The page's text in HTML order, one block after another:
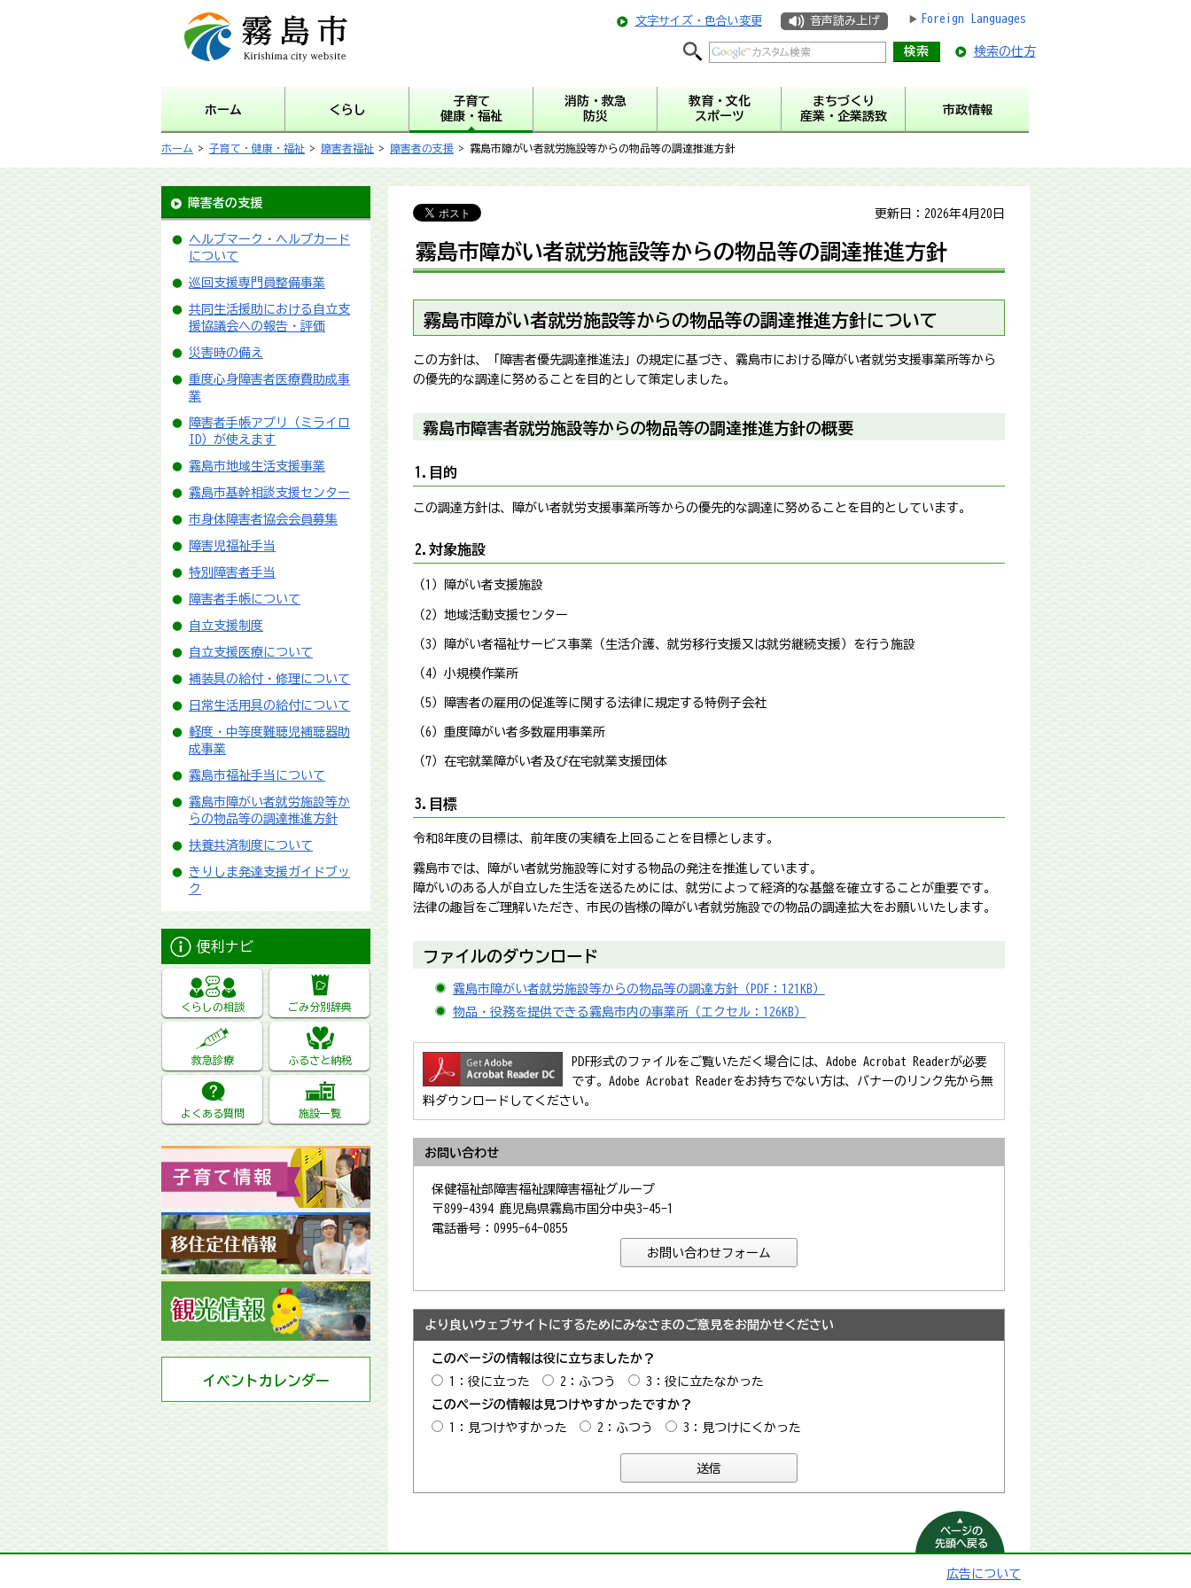
霧島市 Kirishima city
website
文字サイズ・色合い変更 音声読み上げ Foreign Languages
検索の仕方
ホーム くらし
子育て
健康・福祉
消防・救急
防災
教育・文化
スポーツ
まちづくり
産業・企業誘致
市政情報
ホーム > 子育て・健康・福祉 > 障害者福祉 > 障害者の支援 > 霧島市障がい者就労施設等からの物品等の調達推進方針
障害者の支援
ヘルプマーク・ヘルプカード
について
巡回支援専門員整備事業
共同生活援助における自立支
援協議会への報告・評価
災害時の備え
重度心身障害者医療費助成事
業
障害者手帳アプリ（ミライロ
ID）が使えます
霧島市地域生活支援事業
霧島市基幹相談支援センター
市身体障害者協会会員募集
障害児福祉手当
特別障害者手当
障害者手帳について
自立支援制度
自立支援医療について
補装具の給付・修理について
日常生活用具の給付について
軽度・中等度難聴児補聴器助
成事業
霧島市福祉手当について
霧島市障がい者就労施設等か
らの物品等の調達推進方針
扶養共済制度について
きりしま発達支援ガイドブッ
ク
便利ナビ
くらしの相談 ごみ分別辞典
救急診療 ふるさと納税
よくある質問 施設一覧
イベントカレンダー
更新日：2026年4月20日
霧島市障がい者就労施設等からの物品等の調達推進方針
霧島市障がい者就労施設等からの物品等の調達推進方針について
この方針は、「障害者優先調達推進法」の規定に基づき、霧島市における障がい者就労支援事業所等から
の優先的な調達に努めることを目的として策定しました。
霧島市障害者就労施設等からの物品等の調達推進方針の概要
1.目的
この調達方針は、障がい者就労支援事業所等からの優先的な調達に努めることを目的としています。
2.対象施設
（1）障がい者支援施設
（2）地域活動支援センター
（3）障がい者福祉サービス事業（生活介護、就労移行支援又は就労継続支援）を行う施設
（4）小規模作業所
（5）障害者の雇用の促進等に関する法律に規定する特例子会社
（6）重度障がい者多数雇用事業所
（7）在宅就業障がい者及び在宅就業支援団体
3.目標
令和8年度の目標は、前年度の実績を上回ることを目標とします。
霧島市では、障がい者就労施設等に対する物品の発注を推進しています。
障がいのある人が自立した生活を送るためには、就労によって経済的な基盤を確立することが重要です。
法律の趣旨をご理解いただき、市民の皆様の障がい者就労施設での物品の調達拡大をお願いいたします。
ファイルのダウンロード
霧島市障がい者就労施設等からの物品等の調達方針（PDF：121KB）
物品・役務を提供できる霧島市内の事業所（エクセル：126KB）
PDF形式のファイルをご覧いただく場合には、Adobe Acrobat Readerが必要
です。Adobe Acrobat Readerをお持ちでない方は、バナーのリンク先から無
料ダウンロードしてください。
お問い合わせ
保健福祉部障害福祉課障害福祉グループ
〒899-4394 鹿児島県霧島市国分中央3-45-1
電話番号：0995-64-0855
より良いウェブサイトにするためにみなさまのご意見をお聞かせください
このページの情報は役に立ちましたか？
1：役に立った
2：ふつう
3：役に立たなかった
このページの情報は見つけやすかったですか？
1：見つけやすかった
2：ふつう 3：見つけにくかった
ページの先頭へ
戻る
広告について